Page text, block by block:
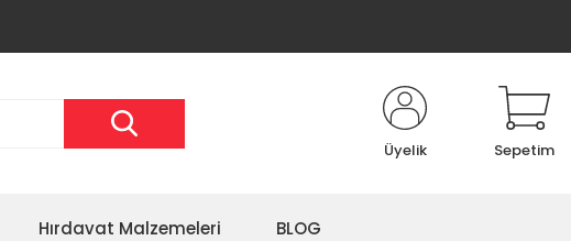
Üyelik Sepetim
Hırdavat Malzemeleri BLOG